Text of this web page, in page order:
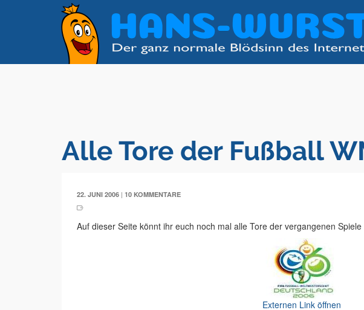
Alle Tore der Fußball
22. JUNI 2006 | 10 KOMMENTARE
Auf dieser Seite könnt ihr euch noch mal alle Tore der vergangenen
Externen Link öffnen